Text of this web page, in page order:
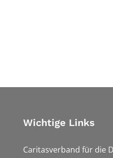
Wichtige Links
Caritasverband für die